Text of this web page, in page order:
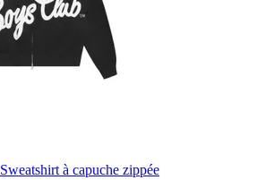
Sweatshirt à capuche zippée